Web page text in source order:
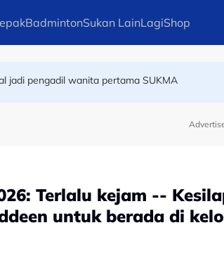
BadmintonSukan LainLagiShop
kesembilan GP Britain, sedia cipta kejutan di
Terlalu kejam --
untuk berada di